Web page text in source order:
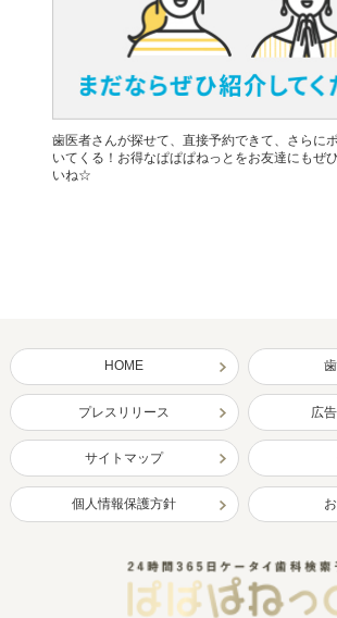
歯医者さんが探せて、直接予約できて、さらに
いてくる！お得なぱぱぱねっとをお友達にもぜ
いね☆
HOME
プレスリリース 広
サイトマップ
個人情報保護方針